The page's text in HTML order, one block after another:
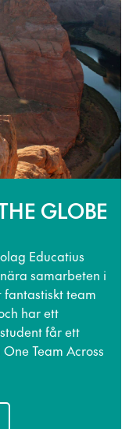
GLOBE
Educatius
samarbeten i
team
har ett
får ett
Team Across